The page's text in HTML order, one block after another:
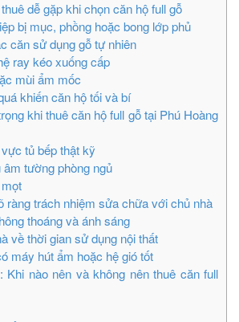
dễ gặp khi chọn căn hộ full gỗ
bị mục, phồng hoặc bong lớp phủ
căn sử dụng gỗ tự nhiên
ray kéo xuống cấp
mùi ẩm mốc
khiến căn hộ tối và bí
khi thuê căn hộ full gỗ tại Phú Hoàng
tủ bếp thật kỹ
tường phòng ngủ
ràng trách nhiệm sửa chữa với chủ nhà
thoáng và ánh sáng
về thời gian sử dụng nội thất
máy hút ẩm hoặc hệ gió tốt
Khi nào nên và không nên thuê căn full